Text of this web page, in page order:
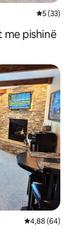
Vlerësimi
5 (33)
me pishinë
Vlerësimi
4,88 (64)